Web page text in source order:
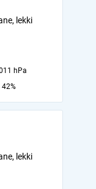
lekki
hPa
42%
lekki